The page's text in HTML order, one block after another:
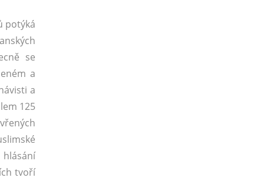
potýká
se
a
a
125
tvoří